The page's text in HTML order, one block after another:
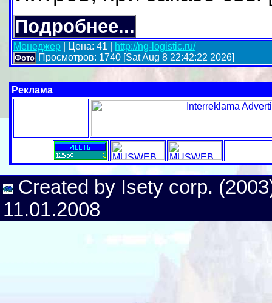
Подробнее...
Менеджер | Цена: 41 | http://ng-logistic.ru/
Фото Просмотров: 1740 [Sat Aug 8 22:42:22 2026]
Реклама
Created by Isety corp.
11.01.2008